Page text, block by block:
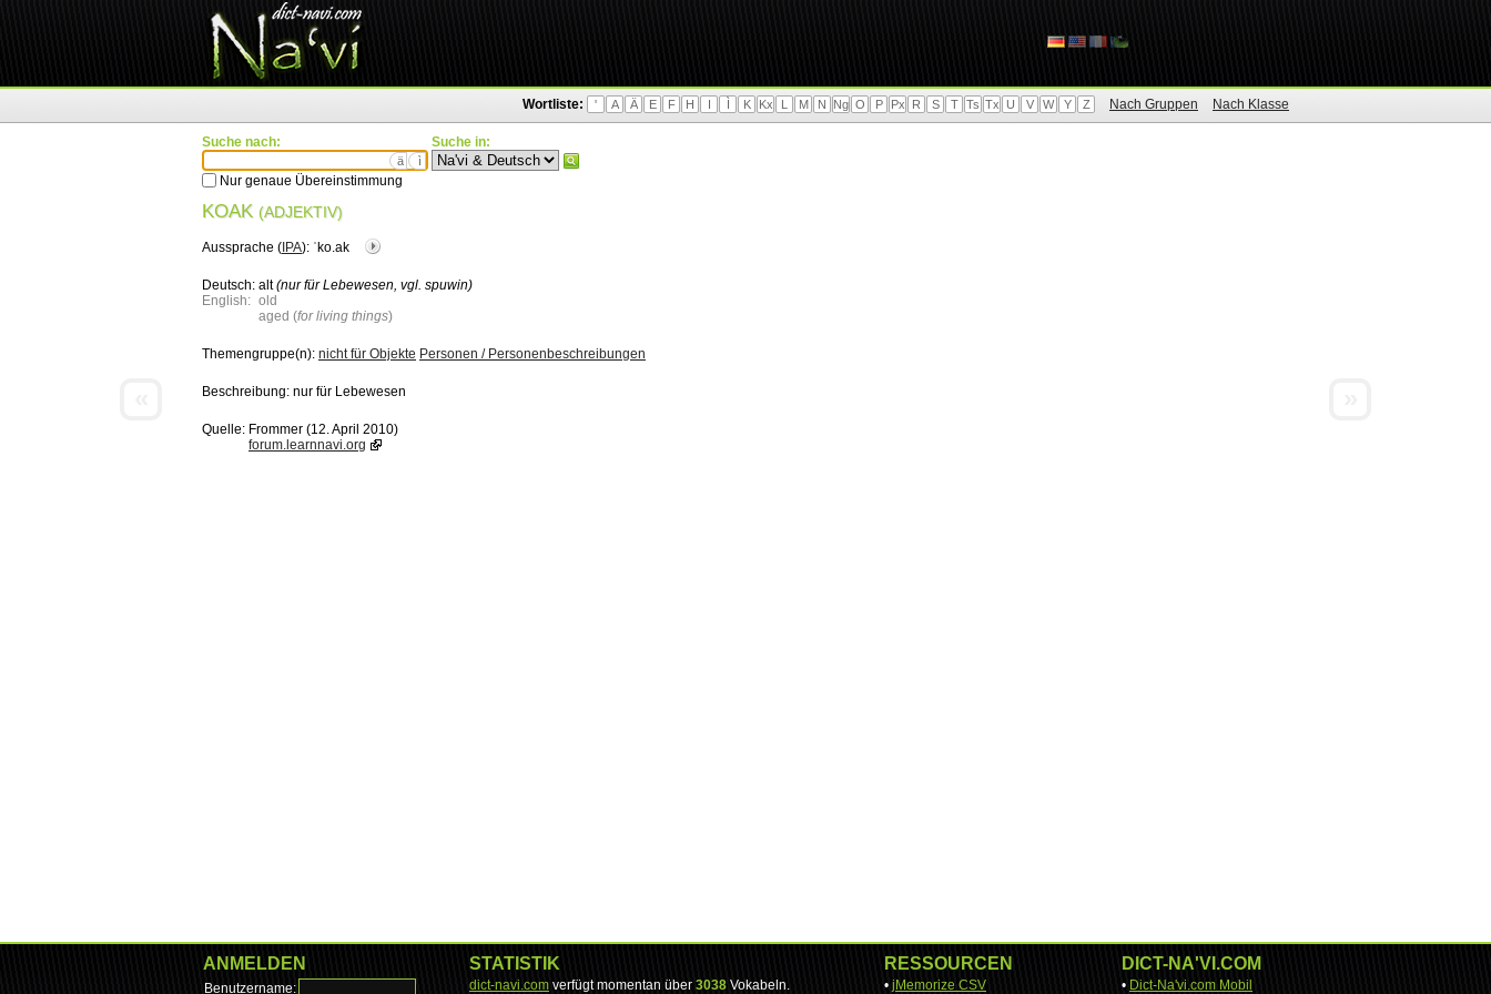
Wortliste: ' A Ä E F H I Ì K Kx L M N Ng O P Px R S T Ts Tx U V W Y Z Nach Gruppen Nach Klasse
Suche nach:
ä ì
Nur genaue Übereinstimmung
Suche in:
KOAK (ADJEKTIV)
Aussprache ( IPA): ˈko.ak
Deutsch: alt(nur für Lebewesen, vgl. spuwin)
English: old
aged (for living things)
Themengruppe(n): nicht für Objekte Personen / Personenbeschreibungen
Beschreibung: nur für Lebewesen
Quelle: Frommer (12. April 2010)
forum.learnnavi.org
ANMELDEN
Benutzername:
STATISTIK
dict-navi.com verfügt momentan über 3038 Vokabeln.
RESSOURCEN
• jMemorize CSV
DICT-NA'VI.COM
• Dict-Na'vi.com Mobil